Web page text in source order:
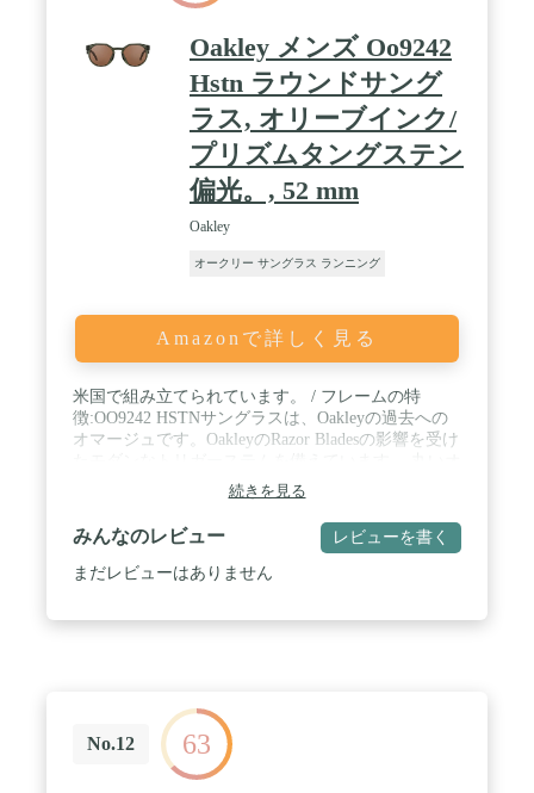
Oakley メンズ Oo9242
Hstn ラウンドサング
ラス, オリーブインク/
プリズムタングステン
偏光。, 52 mm
Oakley
オークリー サングラス ランニング
Amazonで詳しく見る
米国で組み立てられています。 / フレームの特
徴:OO9242 HSTNサングラスは、Oakleyの過去への
オマージュです。OakleyのRazor Bladesの影響を受け
リーブインクグリーンのフレームとPrizmタングス
テン偏光レンズが特徴です。 / PRIZMレンズテクノ
ロジーは、色、コントラスト、ディテールを向上さ
せるように設計されており、アスリートがあらゆる
アクティビティを最大限に活用できるように設計さ
UVC、および400mmまでの有害なブルーライトを
100%紫外線カットします。 Oakleyの軽量Plutoniteレ
ンズ素材は、優れた快適さ、透明度、衝撃や紫外線
に対する保護を提供します。 / マイクロバッグとク
続きを見る
みんなのレビュー レビューを書く
まだレビューはありません
No.12 63